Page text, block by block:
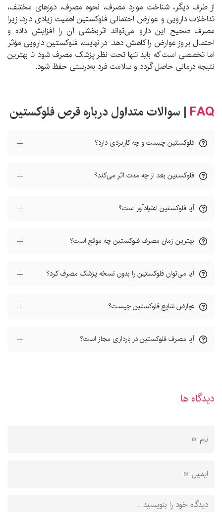
از طرف دیگر، شناخت موارد مصرف، نحوه مصرف، دوزهای مختلف،
تداخلات دارویی و عوارض احتمالی فلوکستین اهمیت زیادی دارد، زیرا
مصرف صحیح این دارو می‌تواند اثربخشی آن را افزایش داده و
احتمال بروز عوارض را کاهش دهد. در نهایت، فلوکستین دارویی مؤثر
اما تخصصی است که باید تنها تحت نظر پزشک مصرف شود تا بهترین
نتیجه درمانی حاصل گردد و سلامت فرد به‌درستی حفظ شود.
FAQ | سوالات متداول درباره قرص فلوکستین
فلوکستین چیست و چه کاربردی دارد؟
فلوکستین بعد از چه مدت اثر می‌کند؟
آیا فلوکستین اعتیادآور است؟
بهترین زمان مصرف فلوکستین چه موقع است؟
آیا می‌توان فلوکستین را بدون نسخه پزشک مصرف کرد؟
عوارض شایع فلوکستین چیست؟
آیا مصرف فلوکستین در بارداری مجاز است؟
دیدگاه ها